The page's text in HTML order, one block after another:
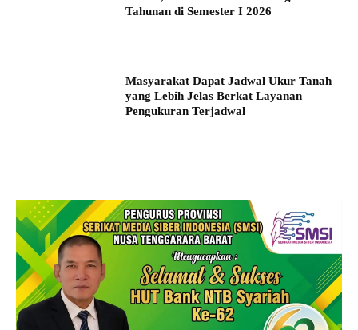
Tahunan di Semester I 2026
Masyarakat Dapat Jadwal Ukur Tanah
yang Lebih Jelas Berkat Layanan
Pengukuran Terjadwal